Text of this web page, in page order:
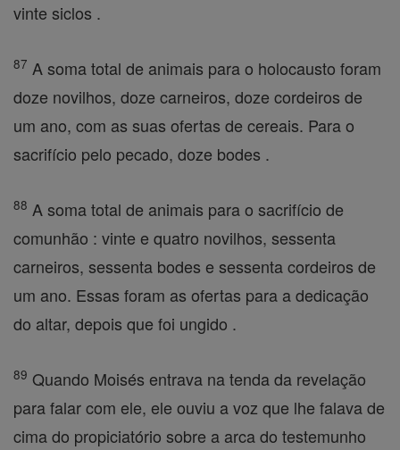
vinte siclos .
87 A soma total de animais para o holocausto foram
doze novilhos, doze carneiros, doze cordeiros de
um ano, com as suas ofertas de cereais. Para o
sacrifício pelo pecado, doze bodes .
88 A soma total de animais para o sacrifício de
comunhão : vinte e quatro novilhos, sessenta
carneiros, sessenta bodes e sessenta cordeiros de
um ano. Essas foram as ofertas para a dedicação
do altar, depois que foi ungido .
89 Quando Moisés entrava na tenda da revelação
para falar com ele, ele ouviu a voz que lhe falava de
cima do propiciatório sobre a arca do testemunho